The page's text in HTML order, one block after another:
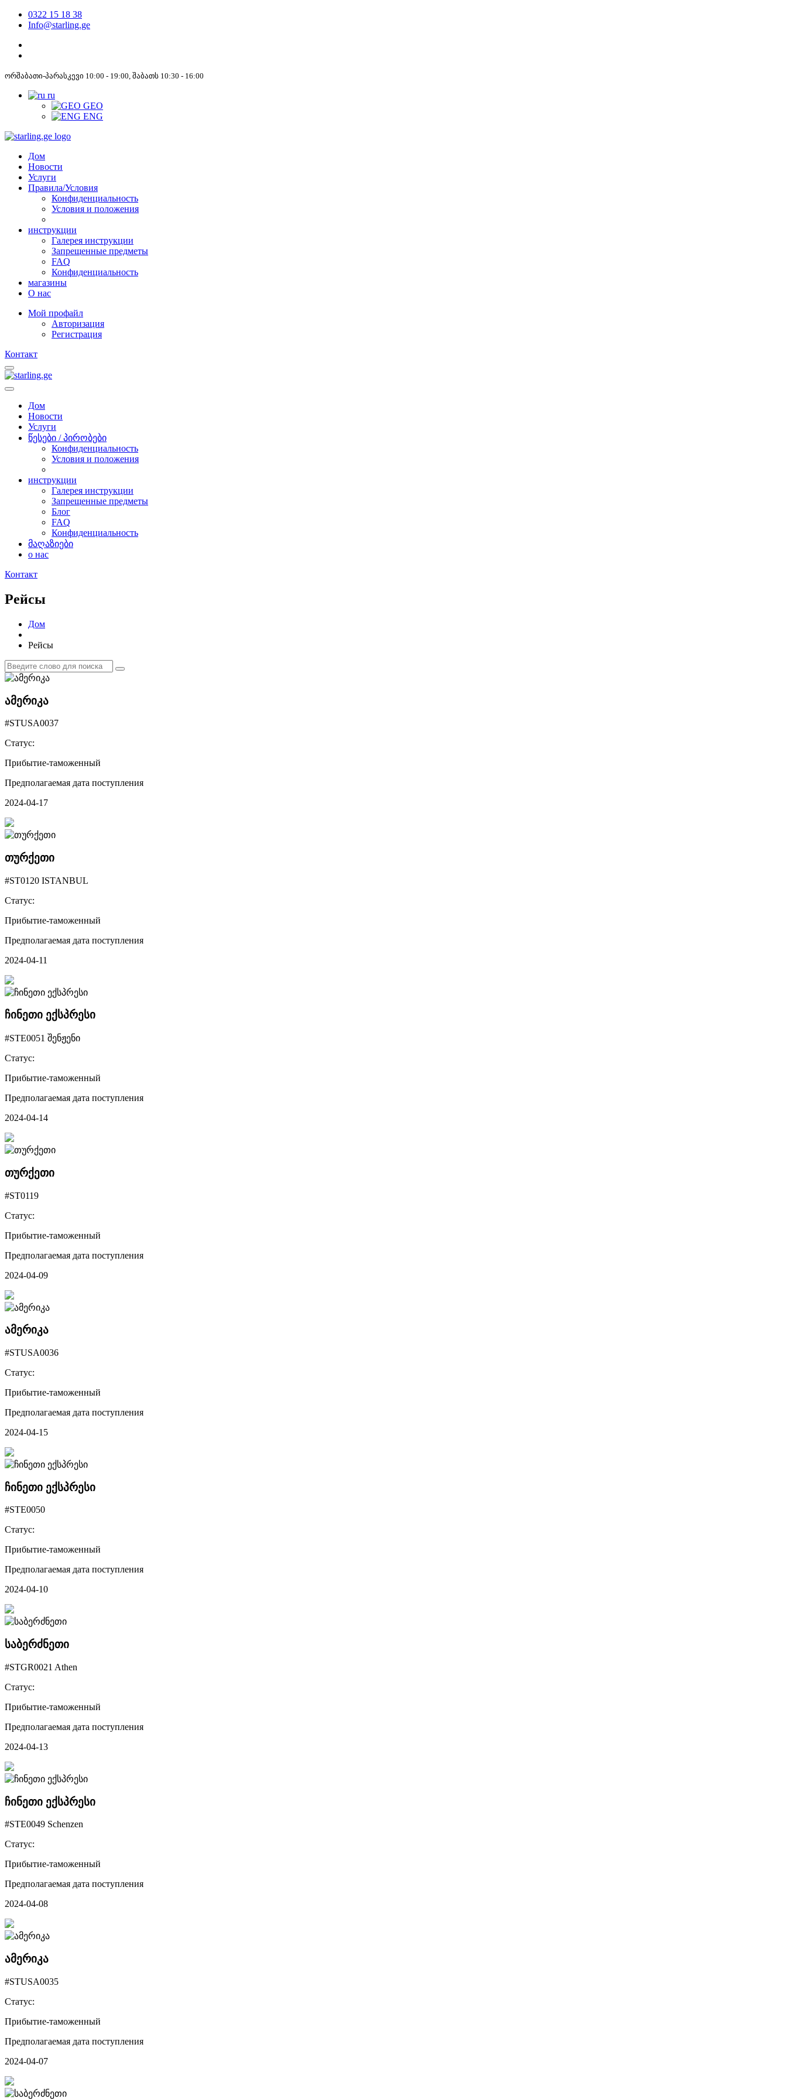
0322 15 18 38
Info@starling.ge
ორშაბათი-პარასკევი 10:00 - 19:00, შაბათს 10:30 - 16:00
ru
GEO
ENG
Дом
Новости
Услуги
Правила/Условия
Конфиденциальность
Условия и положения
инструкции
Галерея инструкции
Запрещенные предметы
FAQ
Конфиденциальность
магазины
O нас
Мой профайл
Авторизация
Регистрация
Контакт
Дом
Новости
Услуги
წესები / პირობები
Конфиденциальность
Условия и положения
инструкции
Галерея инструкции
Запрещенные предметы
Блог
FAQ
Конфиденциальность
მაღაზიები
о нас
Контакт
Рейсы
Дом
Рейсы
ამერიკა
#STUSA0037
Статус:
Прибытие-таможенный
Предполагаемая дата поступления
2024-04-17
თურქეთი
#ST0120 ISTANBUL
Статус:
Прибытие-таможенный
Предполагаемая дата поступления
2024-04-11
ჩინეთი ექსპრესი
#STE0051 შენჟენი
Статус:
Прибытие-таможенный
Предполагаемая дата поступления
2024-04-14
თურქეთი
#ST0119
Статус:
Прибытие-таможенный
Предполагаемая дата поступления
2024-04-09
ამერიკა
#STUSA0036
Статус:
Прибытие-таможенный
Предполагаемая дата поступления
2024-04-15
ჩინეთი ექსპრესი
#STE0050
Статус:
Прибытие-таможенный
Предполагаемая дата поступления
2024-04-10
საბერძნეთი
#STGR0021 Athen
Статус:
Прибытие-таможенный
Предполагаемая дата поступления
2024-04-13
ჩინეთი ექსპრესი
#STE0049 Schenzen
Статус:
Прибытие-таможенный
Предполагаемая дата поступления
2024-04-08
ამერიკა
#STUSA0035
Статус:
Прибытие-таможенный
Предполагаемая дата поступления
2024-04-07